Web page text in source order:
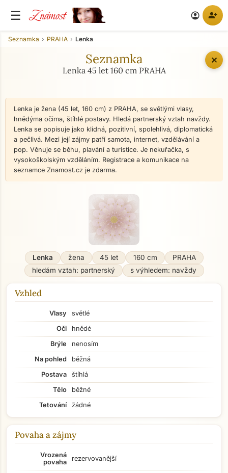
☰ Známost account_circle person_add
✕
Seznamka PRAHA Lenka
Seznamka
Lenka 45 let 160 cm PRAHA
Lenka je žena (45 let, 160 cm) z PRAHA, se světlými vlasy,
hnědýma očima, štíhlé postavy. Hledá partnerský vztah navždy.
Lenka se popisuje jako klidná, pozitivní, spolehlivá, diplomatická
a pečlivá. Mezi její zájmy patří samota, internet, vzdělávání a
pop. Věnuje se běhu, plavání a turistice. Je nekuřačka, s
vysokoškolským vzděláním. Registrace a komunikace na
seznamce Znamost.cz je zdarma.
Lenka žena 45 let 160 cm
PRAHA
hledám vztah: partnerský
s výhledem: navždy
Vzhled
Vlasy
světlé
Oči
hnědé
Brýle
nenosím
Na pohled
běžná
Postava
štíhlá
Tělo
běžné
Tetování
žádné
Povaha a zájmy
Vrozená
povaha
rezervovanější